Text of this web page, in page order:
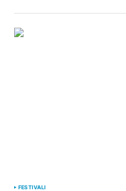
FESTIVALI